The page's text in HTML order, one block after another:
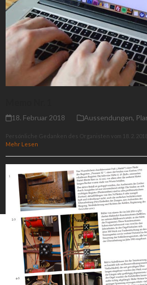
18. Februar 2018 Aussendungen,
Persönliche Gedanken des Organisten vom 18. 2.
Mehr Lesen